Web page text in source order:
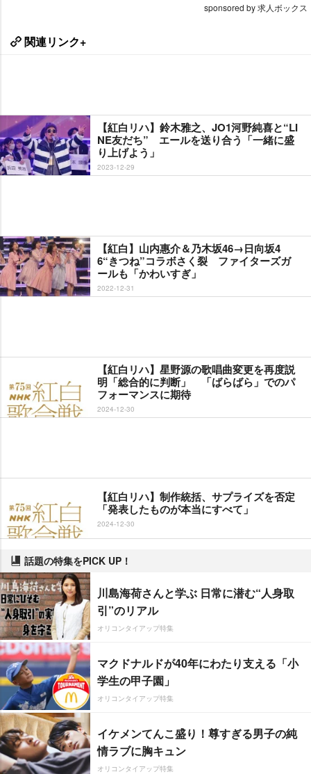
sponsored by 求人ボックス
関連リンク+
【紅白リハ】鈴木雅之、JO1河野純喜と“LI
NE友だち” エールを送り合う「一緒に盛
り上げよう」
2023-12-29
【紅白】山内惠介＆乃木坂46→日向坂4
6“きつね”コラボさく裂 ファイターズガ
ールも「かわいすぎ」
2022-12-31
【紅白リハ】星野源の歌唱曲変更を再度説
明「総合的に判断」 「ばらばら」でのパ
フォーマンスに期待
2024-12-30
【紅白リハ】制作統括、サプライズを否定
「発表したものが本当にすべて」
2024-12-30
話題の特集をPICK UP！
川島海荷さんと学ぶ 日常に潜む“人身取
引”のリアル
オリコンタイアップ特集
マクドナルドが40年にわたり支える「小
学生の甲子園」
オリコンタイアップ特集
イケメンてんこ盛り！尊すぎる男子の純
情ラブに胸キュン
オリコンタイアップ特集